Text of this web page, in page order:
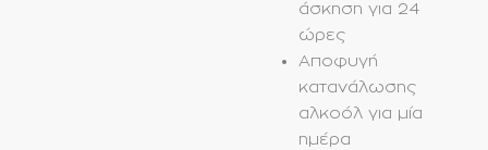
άσκηση για 24
ώρες
Αποφυγή
κατανάλωσης
αλκοόλ για μία
ημέρα